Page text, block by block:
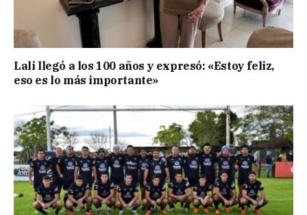
Lali llegó a los 100 años y expresó: «Estoy feliz,
eso es lo más importante»